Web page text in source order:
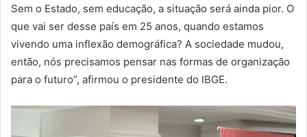
Sem o Estado, sem educação, a situação será ainda pior. O
que vai ser desse país em 25 anos, quando estamos
vivendo uma inflexão demográfica? A sociedade mudou,
então, nós precisamos pensar nas formas de organização
para o futuro”, afirmou o presidente do IBGE.